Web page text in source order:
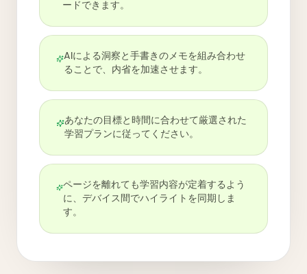
ードできます。
AIによる洞察と手書きのメモを組み合わせ
ることで、内省を加速させます。
あなたの目標と時間に合わせて厳選された
学習プランに従ってください。
ページを離れても学習内容が定着するよう
に、デバイス間でハイライトを同期しま
す。